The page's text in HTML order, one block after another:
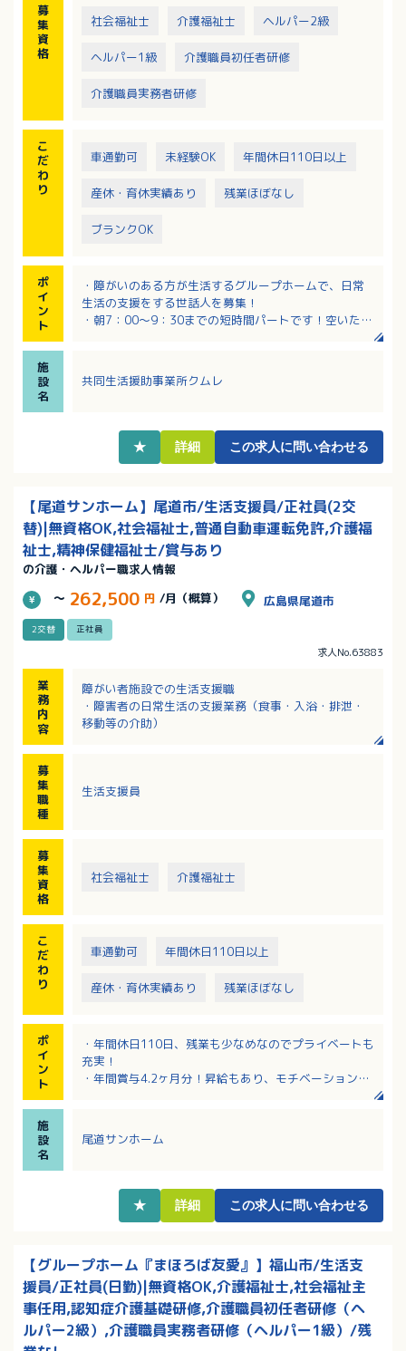
募
集
資
格
社会福祉士 介護福祉士 ヘルパー2級
ヘルパー1級 介護職員初任者研修
介護職員実務者研修
こ
だ
わ
り
車通勤可 未経験OK 年間休日110日以上
産休・育休実績あり 残業ほぼなし
ブランクOK
ポ
イ
ン
ト
・障がいのある方が生活するグループホームで、日常
生活の支援をする世話人を募集！
・朝7：00～9：30までの短時間パートです！空いた時
とも両立しやすい働き方！
・障がい者支援の経験のある方、大歓迎です！もちろ
施
設
名
共同生活援助事業所クムレ
★ 詳細 この求人に問い合わせる
【尾道サンホーム】尾道市/生活支援員/正社員(2交
替)|無資格OK,社会福祉士,普通自動車運転免許,介護福
祉士,精神保健福祉士/賞与あり
の介護・ヘルパー職求人情報
～ 262,500 円 /月（概算） 広島県尾道市
2交替 正社員
求人No.63883
業
務
内
容
障がい者施設での生活支援職
・障害者の日常生活の支援業務（食事・入浴・排泄・
移動等の介助）
募
集
職
種
生活支援員
募
集
資
格
社会福祉士 介護福祉士
こ
だ
わ
り
車通勤可 年間休日110日以上
産休・育休実績あり 残業ほぼなし
ポ
イ
ン
ト
・年間休日110日、残業も少なめなのでプライベートも
充実！
・年間賞与4.2ヶ月分！昇給もあり、モチベーションア
できます。
・住宅手当や扶養手当などの福利厚生も充実！
施
設
名
尾道サンホーム
★ 詳細 この求人に問い合わせる
【グループホーム『まほろば友愛』】福山市/生活支
援員/正社員(日勤)|無資格OK,介護福祉士,社会福祉主
事任用,認知症介護基礎研修,介護職員初任者研修（ヘ
ルパー2級）,介護職員実務者研修（ヘルパー1級）/残